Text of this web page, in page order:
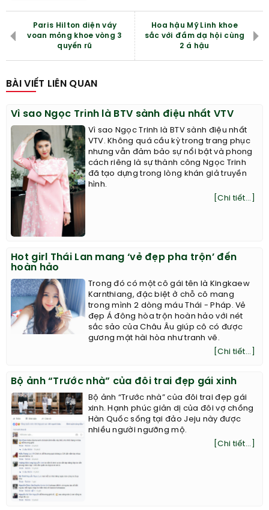
Paris Hilton diện váy
voan mỏng khoe vòng 3
quyến rũ
Hoa hậu Mỹ Linh khoe
sắc với đầm dạ hội cùng
2 á hậu
BÀI VIẾT LIÊN QUAN
Vì sao Ngọc Trinh là BTV sành điệu nhất VTV
Vì sao Ngọc Trinh là BTV sành điệu nhất
VTV. Không quá cầu kỳ trong trang phục
nhưng vẫn đảm bảo sự nổi bật và phong
cách riêng là sự thành công Ngọc Trinh
đã tạo dựng trong lòng khán giả truyền
hình.
[Chi tiết...]
Hot girl Thái Lan mang ‘vẻ đẹp pha trộn’ đến
hoàn hảo
Trong đó có một cô gái tên là Kingkaew
Karnthiang, đặc biệt ở chỗ cô mang
trong mình 2 dòng máu Thái - Pháp. Vẻ
đẹp Á đông hòa trộn hoàn hảo với nét
sắc sảo của Châu Âu giúp cô có được
gương mặt hài hòa như tranh vẽ.
[Chi tiết...]
Bộ ảnh “Trước nhà” của đôi trai đẹp gái xinh
Bộ ảnh “Trước nhà” của đôi trai đẹp gái
xinh. Hạnh phúc giản dị của đôi vợ chồng
Hàn Quốc sống tại đảo Jeju này được
nhiều người ngưỡng mộ.
[Chi tiết...]